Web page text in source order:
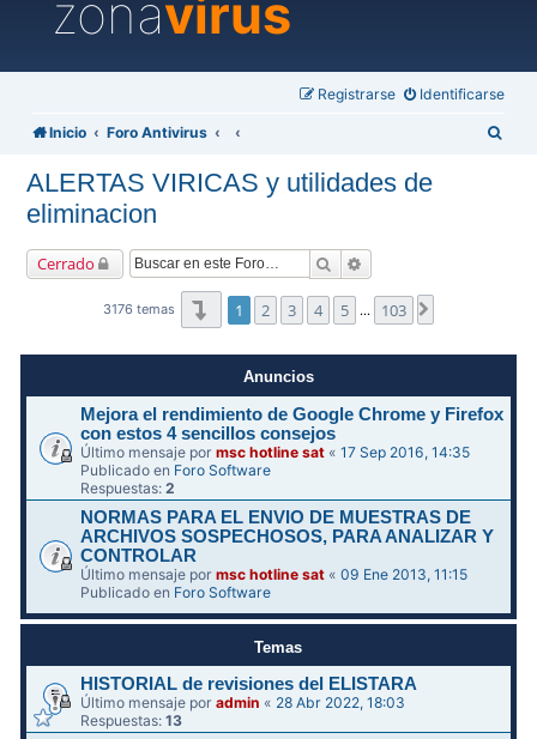
zonavirus
Identificarse
Registrarse
Inicio Foro Antivirus
ALERTAS VIRICAS y utilidades de
eliminacion
Cerrado Buscar
3176 temas Página1de103
1 2 3 4 5 … 103
Anuncios
Mejora el rendimiento de Google Chrome y Firefox
con estos 4 sencillos consejos
Último mensaje pormsc hotline sat «17 Sep 2016, 14:35
Publicado en Foro Software
Respuestas:2
NORMAS PARA EL ENVIO DE MUESTRAS DE
ARCHIVOS SOSPECHOSOS, PARA ANALIZAR Y
CONTROLAR
Último mensaje pormsc hotline sat «09 Ene 2013, 11:15
Publicado en Foro Software
Temas
HISTORIAL de revisiones del ELISTARA
Último mensaje poradmin « 28 Abr 2022, 18:03
Respuestas:13